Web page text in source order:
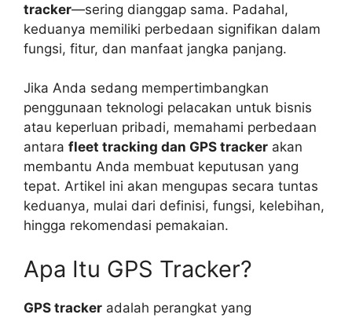
tracker—sering dianggap sama. Padahal,
keduanya memiliki perbedaan signifikan dalam
fungsi, fitur, dan manfaat jangka panjang.
Jika Anda sedang mempertimbangkan
penggunaan teknologi pelacakan untuk bisnis
atau keperluan pribadi, memahami perbedaan
antara fleet tracking dan GPS tracker akan
membantu Anda membuat keputusan yang
tepat. Artikel ini akan mengupas secara tuntas
keduanya, mulai dari definisi, fungsi, kelebihan,
hingga rekomendasi pemakaian.
Apa Itu GPS Tracker?
GPS tracker adalah perangkat yang